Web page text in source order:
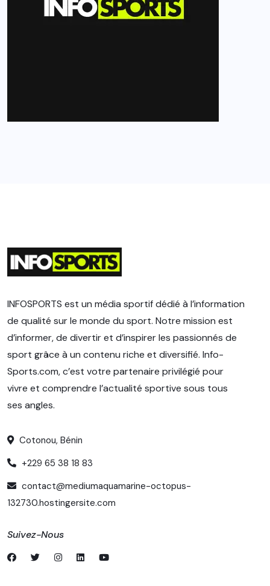
INFOSPORTS est un média sportif dédié à l’information
de qualité sur le monde du sport. Notre mission est
d’informer, de divertir et d’inspirer les passionnés de
sport grâce à un contenu riche et diversifié. Info-
Sports.com, c’est votre partenaire privilégié pour
vivre et comprendre l’actualité sportive sous tous
ses angles.
Cotonou, Bénin
+229 65 38 18 83
contact@mediumaquamarine-octopus-
132730.hostingersite.com
Suivez-Nous